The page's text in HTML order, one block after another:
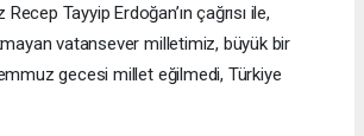
Tayyip Erdoğan’ın çağrısı ile,
vatansever milletimiz, büyük bir
gecesi millet eğilmedi, Türkiye